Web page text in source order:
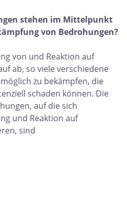
stehen im Mittelpunkt
von Bedrohungen?
von und Reaktion auf
ab, so viele verschiedene
zu bekämpfen, die
schaden können. Die
auf die sich
und Reaktion auf
sind